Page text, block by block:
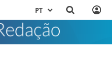
PT